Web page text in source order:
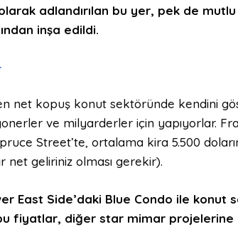
olarak adlandırılan bu yer, pek de
inşa edildi.
net kopuş konut sektöründe kendini
ve milyarderler için yapıyorlar.
Street’te, ortalama kira 5.500
net geliriniz olması gerekir).
East Side’daki Blue Condo ile konut
fiyatlar, diğer star mimar